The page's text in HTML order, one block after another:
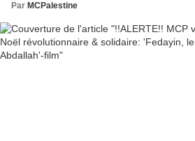
Par MCPalestine